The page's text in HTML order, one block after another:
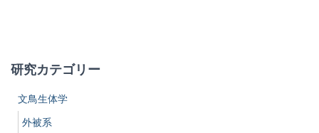
研究カテゴリー
文鳥生体学
外被系